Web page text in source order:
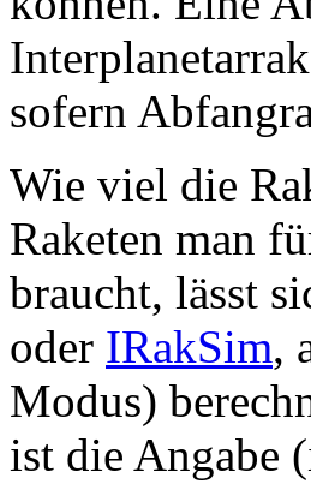
sofern
Wie viel die
Raketen man
braucht, lässt
oder IRakSim,
Modus)
ist die Angabe